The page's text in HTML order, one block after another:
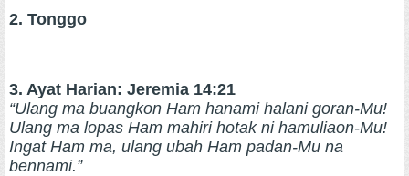
2. Tonggo
3. Ayat Harian: Jeremia 14:21
“Ulang ma buangkon Ham hanami halani goran-Mu!
Ulang ma lopas Ham mahiri hotak ni hamuliaon-Mu!
Ingat Ham ma, ulang ubah Ham padan-Mu na
bennami.”